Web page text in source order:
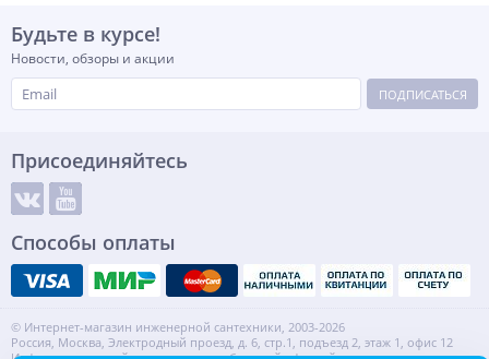
Будьте в курсе!
Новости, обзоры и акции
ПОДПИСАТЬСЯ
Присоединяйтесь
Способы оплаты
© Интернет-магазин инженерной сантехники, 2003-2026
Россия, Москва, Электродный проезд, д. 6, стр.1, подъезд 2, этаж 1, офис 12